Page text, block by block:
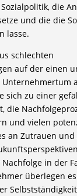
die
und die die
lasse.
schlechten
auf der einen
sich zu einer
die
und vielen
an Zutrauen und
in der
überlegen